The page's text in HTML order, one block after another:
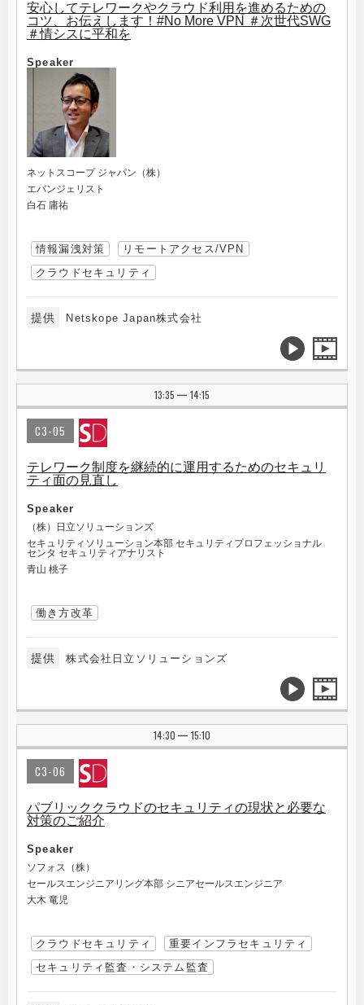
安心してテレワークやクラウド利用を進めるための
コツ、お伝えします！#No More VPN ＃次世代SWG
＃情シスに平和を
Speaker
ネットスコープ ジャパン（株）
エバンジェリスト
白石 庸祐
情報漏洩対策
リモートアクセス/VPN
クラウドセキュリティ
提供 Netskope Japan株式会社
13:35 | 14:15
C3-05
テレワーク制度を継続的に運用するためのセキュリ
ティ面の見直し
Speaker
（株）日立ソリューションズ
セキュリティソリューション本部 セキュリティプロフェッショナル
センタ セキュリティアナリスト
青山 桃子
働き方改革
提供 株式会社日立ソリューションズ
14:30 | 15:10
C3-06
パブリッククラウドのセキュリティの現状と必要な
対策のご紹介
Speaker
ソフォス（株）
セールスエンジニアリング本部 シニアセールスエンジニア
大木 竜児
クラウドセキュリティ
重要インフラセキュリティ
セキュリティ監査・システム監査